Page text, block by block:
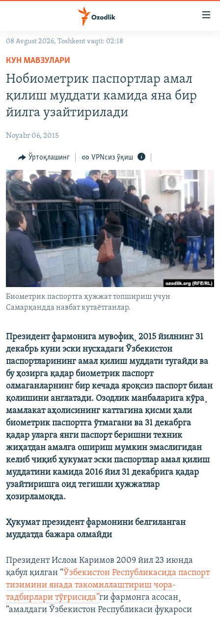
Асосий
навигацияга
ўтинг
Қидиришга
ўтинг
OZODVIDEO
На русском
ИЖТИМОИЙ ТАРМОҚЛАР
Озодлик бошқа тилларда
08 Avgust 2026, Toshkent vaqti: 02:18
КУН МАВЗУЛАРИ
Нобиометрик паспортлар амал
қилиш муддати камида яна бир
йилга узайтирилади
Noyabr 06, 2015
Ўртоқлашинг VPNсиз ўқиш
Биометрик паспортга ҳужжат топшириш учун
Самарқандда навбат кутаëтганлар.
Президент фармонига мувофиқ¸ 2015 йилнинг 31
декабрь куни эски нусхадаги Ўзбекистон
паспортларининг амал қилиш муддати тугайди ва
бу ҳозирга қадар биометрик паспорт
олмаганларнинг бир кечада яроқсиз паспорт билан
қолишини англатади. Озодлик манбаларига кўра¸
мамлакат аҳолисининг каттагина қисми ҳали
биометрик паспортга ўтмагани ва 31 декабрга
қадар уларга янги паспорт беришни техник
жиҳатдан амалга ошириш мумкин эмаслигидан
келиб чиқиб ҳукумат эски паспортлар амал қилиш
муддатини камида 2016 йил 31 декабрига қадар
узайтиришга оид тегишли ҳужжатлар
ҳозирламоқда.
Ҳукумат президент фармонини белгиланган
муддатда бажара олмайди
Президент Ислом Каримов 2009 йил 23 июнда
қабул қилган “Ўзбекистон Республикасида паспорт
тизимини янада такомиллаштириш чора-
тадбирлари тўғрисида”ги фармонга асосан¸
“амалдаги Ўзбекистон Республикаси фуқароси